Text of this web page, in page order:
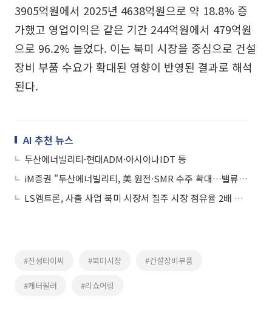
3905억원에서 2025년 4638억원으로 약 18.8% 증
가했고 영업이익은 같은 기간 244억원에서 479억원
으로 96.2% 늘었다. 이는 북미 시장을 중심으로 건설
장비 부품 수요가 확대된 영향이 반영된 결과로 해석
된다.
AI 추천 뉴스
두산에너빌리티·현대ADM·아시아나IDT 등
iM증권 "두산에너빌리티, 美 원전·SMR 수주 확대…밸류업 국면"
LS엠트론, 사출 사업 북미 시장서 질주 시장 점유율 2배 성장
#진성티이씨 #북미시장 #건설장비부품
#캐터필러 #리쇼어링